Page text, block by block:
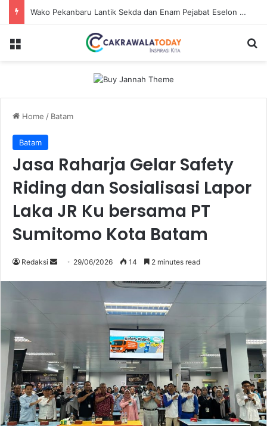
Wako Pekanbaru Lantik Sekda dan Enam Pejabat Eselon Lainnya
Menu
Home / Batam
Batam
Jasa Raharja Gelar Safety
Riding dan Sosialisasi Lapor
Laka JR Ku bersama PT
Sumitomo Kota Batam
Redaksi
Send 29/06/2026 14 2 minutes read